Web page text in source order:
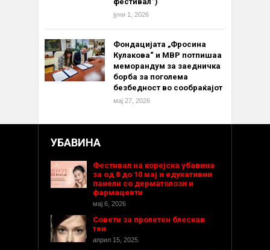
јуни 1, 2026
Фондацијата „Фросина
Кулакова“ и МВР потпишаа
меморандум за заедничка
борба за поголема
безбедност во сообраќајот
мај 27, 2026
УБАВИНА
Фестивал на корејска убавина
за од 8 до 10 мај и едукативни
панели со дерматолози и
фармацевти
мај 6, 2026
Совети за пролетен блескав
тен
април 15, 2025